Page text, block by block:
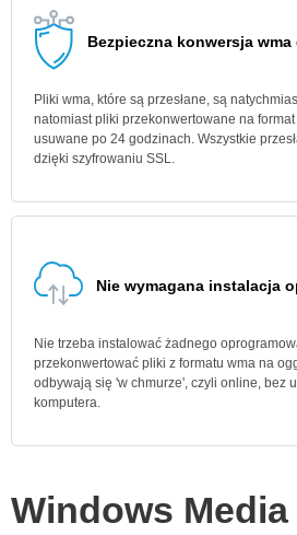
Bezpieczna konwersja wma
Pliki wma, które są przesłane, są
natomiast pliki przekonwertowane na
usuwane po 24 godzinach. Wszystkie
dzięki szyfrowaniu SSL.
Nie wymagana instalacja
Nie trzeba instalować żadnego
przekonwertować pliki z formatu wma na
odbywają się 'w chmurze', czyli online, bez
komputera.
Windows